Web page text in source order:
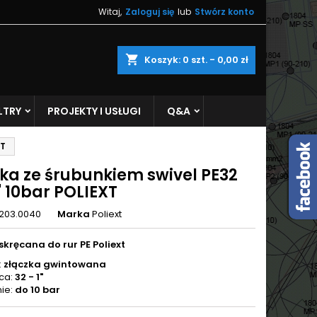
Witaj, Zaloguj się lub Stwórz konto
shopping_cart Koszyk: 0 szt. - 0,00 zł
PROJEKTY I USŁUGI Q&A
ze śrubunkiem swivel PE32
10bar POLIEXT
Marka Poliext
do rur PE Poliext
złączka gwintowana
32 - 1"
do 10 bar